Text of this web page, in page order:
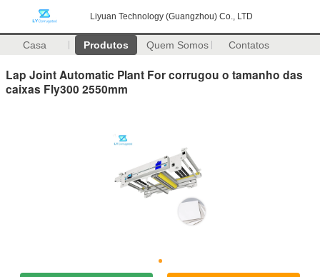
Liyuan Technology (Guangzhou) Co., LTD
Casa Produtos Quem Somos Contatos
Lap Joint Automatic Plant For corrugou o tamanho das
caixas Fly300 2550mm